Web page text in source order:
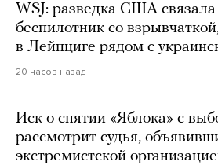
WSJ: разведка США связала
беспилотник со
в Лейпциге рядом с
20 часов назад
Иск о снятии «Яблока» с
рассмотрит судья,
экстремистской